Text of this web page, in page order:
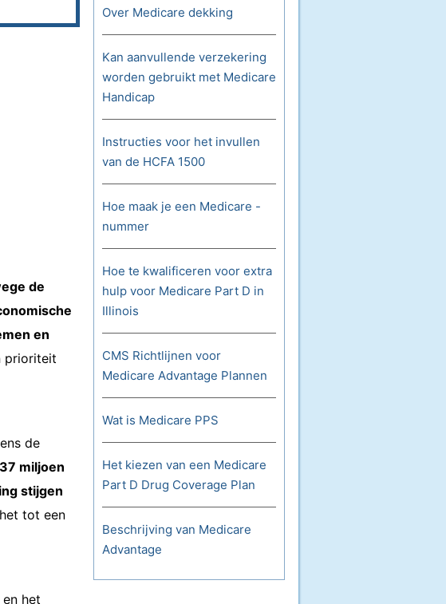
de
en
prioriteit
de
miljoen
stijgen
tot een
het
Over Medicare dekking
Kan aanvullende verzekering
worden gebruikt met Medicare
Handicap
Instructies voor het invullen
van de HCFA 1500
Hoe maak je een Medicare -
nummer
Hoe te kwalificeren voor extra
hulp voor Medicare Part D in
Illinois
CMS Richtlijnen voor
Medicare Advantage Plannen
Wat is Medicare PPS
Het kiezen van een Medicare
Part D Drug Coverage Plan
Beschrijving van Medicare
Advantage